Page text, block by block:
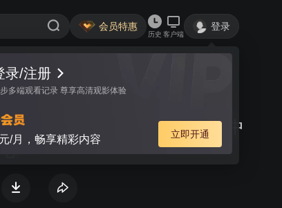
会员特惠
历史 客户端
登录
录/注册
多端观看记录 尊享高清观影体验
元/月，畅享精彩内容 立即开通
频 讨论
舞蹈《舞动精灵》- 红燕子舞蹈中
心